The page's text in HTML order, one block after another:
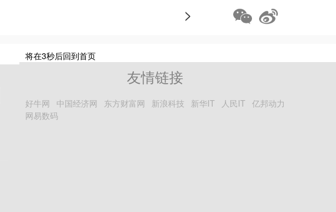
>
将在3秒后回到首页
友情链接
好牛网 中国经济网 东方财富网 新浪科技 新华IT 人民IT 亿邦动力
网易数码